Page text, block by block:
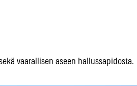
vaarallisen aseen hallussapidosta.